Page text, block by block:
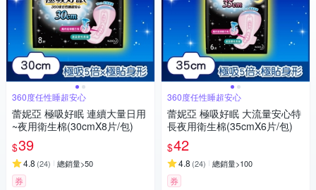
360度任性睡超安心
蕾妮亞 極吸好眠 連續大量日用
~夜用衛生棉(30cmX8片/包)
$39
4.8 (24) 總銷量>50
券
360度任性睡超安心
蕾妮亞 極吸好眠 大流量安心特
長夜用衛生棉(35cmX6片/包)
$42
4.8 (24) 總銷量>100
券